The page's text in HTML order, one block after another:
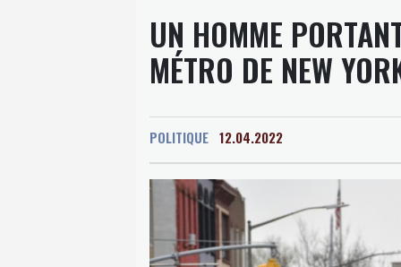
UN HOMME
MÉTRO DE NEW
POLITIQUE 12.04.2022